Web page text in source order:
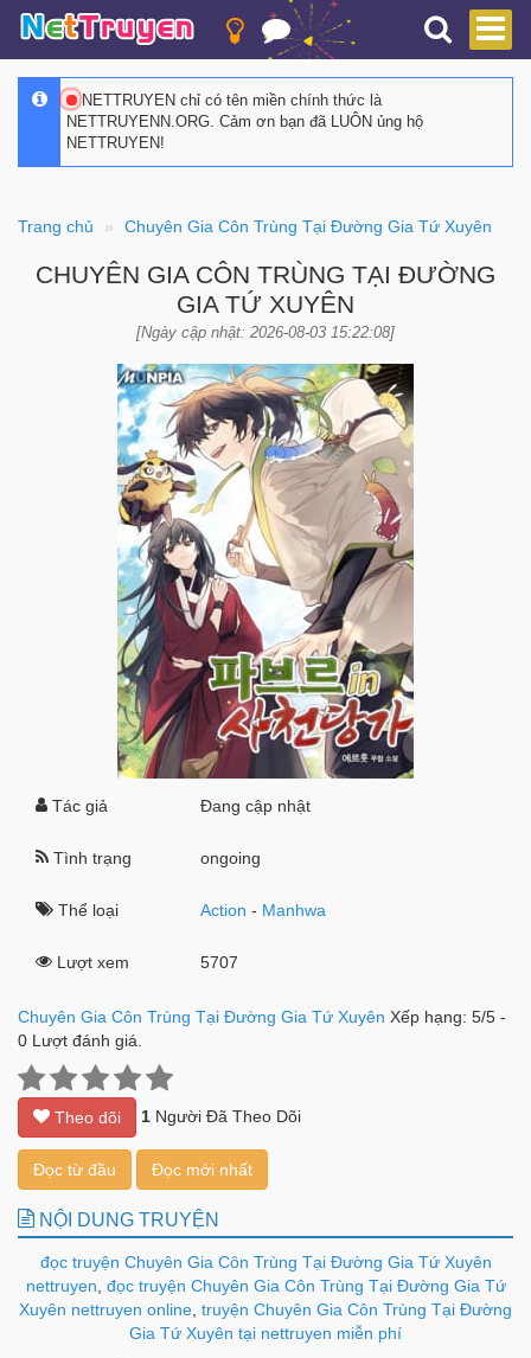
NETTRUYEN chỉ có tên miền chính thức là
NETTRUYENN.ORG. Cảm ơn bạn đã LUÔN ủng hộ
NETTRUYEN!
Trang chủ Chuyên Gia Côn Trùng Tại Đường Gia Tứ Xuyên
CHUYÊN GIA CÔN TRÙNG TẠI ĐƯỜNG
GIA TỨ XUYÊN
[Ngày cập nhật: 2026-08-03 15:22:08]
Tác giả Đang cập nhật
Tình trạng ongoing
Thể loại Action - Manhwa
Lượt xem 5707
Chuyên Gia Côn Trùng Tại Đường Gia Tứ Xuyên Xếp hạng: 5/5 -
0 Lượt đánh giá.
Theo dõi 1 Người Đã Theo Dõi
Đọc từ đầu Đọc mới nhất
NỘI DUNG TRUYỆN
đọc truyện Chuyên Gia Côn Trùng Tại Đường Gia Tứ Xuyên
nettruyen đọc truyện Chuyên Gia Côn Trùng Tại Đường Gia Tứ
Xuyên nettruyen online truyện Chuyên Gia Côn Trùng Tại Đường
Gia Tứ Xuyên tại nettruyen miễn phí